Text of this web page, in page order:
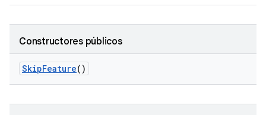
Constructores públicos
SkipFeature()